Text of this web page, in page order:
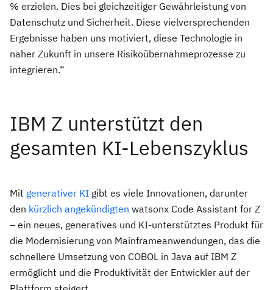
% erzielen. Dies bei gleichzeitiger Gewährleistung von
Datenschutz und Sicherheit. Diese vielversprechenden
Ergebnisse haben uns motiviert, diese Technologie in
naher Zukunft in unsere Risikoübernahmeprozesse zu
integrieren.“
IBM Z unterstützt den
gesamten KI-Lebenszyklus
Mit generativer KI gibt es viele Innovationen, darunter
den kürzlich angekündigten watsonx Code Assistant for Z
– ein neues, generatives und KI-unterstütztes Produkt für
die Modernisierung von Mainframeanwendungen, das die
schnellere Umsetzung von COBOL in Java auf IBM Z
ermöglicht und die Produktivität der Entwickler auf der